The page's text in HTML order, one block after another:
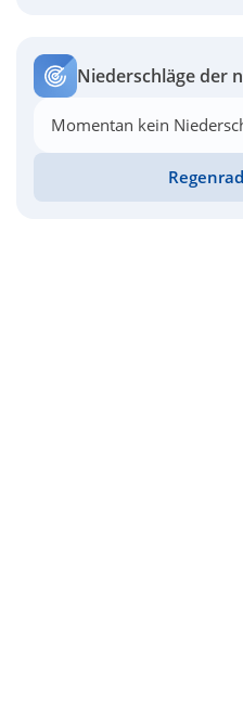
Niederschläge der
Momentan kein